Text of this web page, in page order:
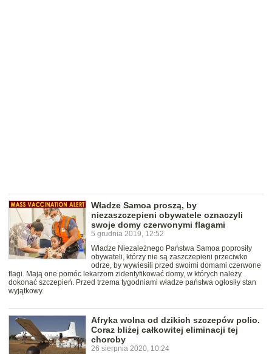
Władze Samoa proszą, by
niezaszczepieni obywatele oznaczyli
swoje domy czerwonymi flagami
5 grudnia 2019, 12:52
Władze Niezależnego Państwa Samoa poprosiły
obywateli, którzy nie są zaszczepieni przeciwko
odrze, by wywiesili przed swoimi domami czerwone
flagi. Mają one pomóc lekarzom zidentyfikować domy, w których należy
dokonać szczepień. Przed trzema tygodniami władze państwa ogłosiły stan
wyjątkowy.
Afryka wolna od dzikich szczepów polio.
Coraz bliżej całkowitej eliminacji tej
choroby
26 sierpnia 2020, 10:24